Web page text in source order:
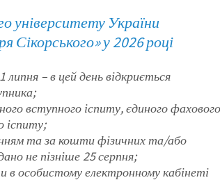
університету України
Сікорського» у 2026 році
липня – в цей день відкриється
вступного іспиту, єдиного фахового
іспиту;
та за кошти фізичних та/або
не пізніше 25 серпня;
особистому електронному кабінеті